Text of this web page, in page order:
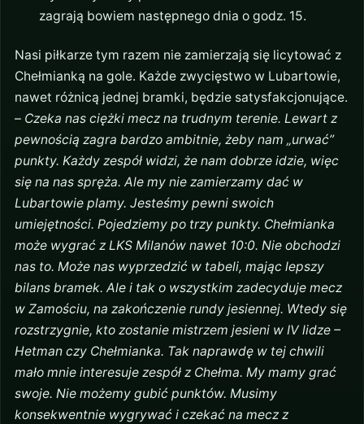
zagrają bowiem następnego dnia o godz. 15.
Nasi piłkarze tym razem nie zamierzają się licytować z
Chełmianką na gole. Każde zwycięstwo w Lubartowie,
nawet różnicą jednej bramki, będzie satysfakcjonujące.
– Czeka nas ciężki mecz na trudnym terenie. Lewart z
pewnością zagra bardzo ambitnie, żeby nam „urwać”
punkty. Każdy zespół widzi, że nam dobrze idzie, więc
się na nas spręża. Ale my nie zamierzamy dać w
Lubartowie plamy. Jesteśmy pewni swoich
umiejętności. Pojedziemy po trzy punkty. Chełmianka
może wygrać z LKS Milanów nawet 10:0. Nie obchodzi
nas to. Może nas wyprzedzić w tabeli, mając lepszy
bilans bramek. Ale i tak o wszystkim zadecyduje mecz
w Zamościu, na zakończenie rundy jesiennej. Wtedy się
rozstrzygnie, kto zostanie mistrzem jesieni w IV lidze –
Hetman czy Chełmianka. Tak naprawdę w tej chwili
mało mnie interesuje zespół z Chełma. My mamy grać
swoje. Nie możemy gubić punktów. Musimy
konsekwentnie wygrywać i czekać na mecz z